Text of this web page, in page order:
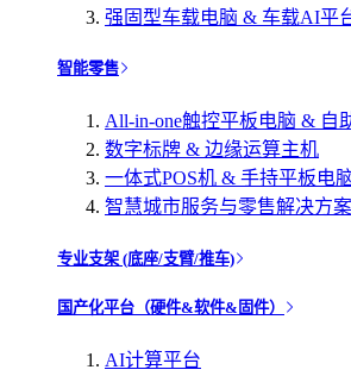
强固型车载电脑 & 车载AI平
智能零售
All-in-one触控平板电脑 & 自
数字标牌 & 边缘运算主机
一体式POS机 & 手持平板电
智慧城市服务与零售解决方案
专业支架 (底座/支臂/推车)
国产化平台（硬件&软件&固件）
AI计算平台